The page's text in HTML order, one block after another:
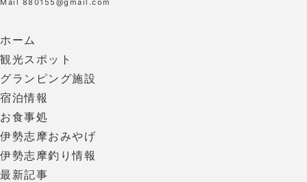
ホーム
観光スポット
グランピング施設
宿泊情報
お食事処
伊勢志摩おみやげ
伊勢志摩釣り情報
最新記事